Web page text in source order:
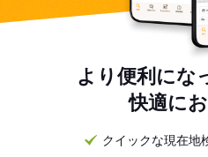
より便利にな
快適に
クイックな現在地